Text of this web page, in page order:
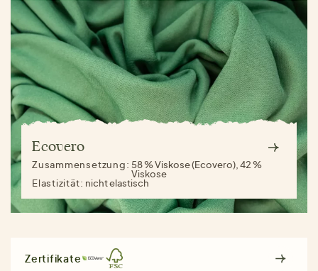
Ecovero
Zusammensetzung: 58 % Viskose (Ecovero), 42 %
Viskose
Elastizität: nicht elastisch
Zertifikate